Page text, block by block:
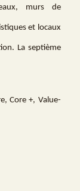
murs de
et locaux
La septième
Core +, Value-